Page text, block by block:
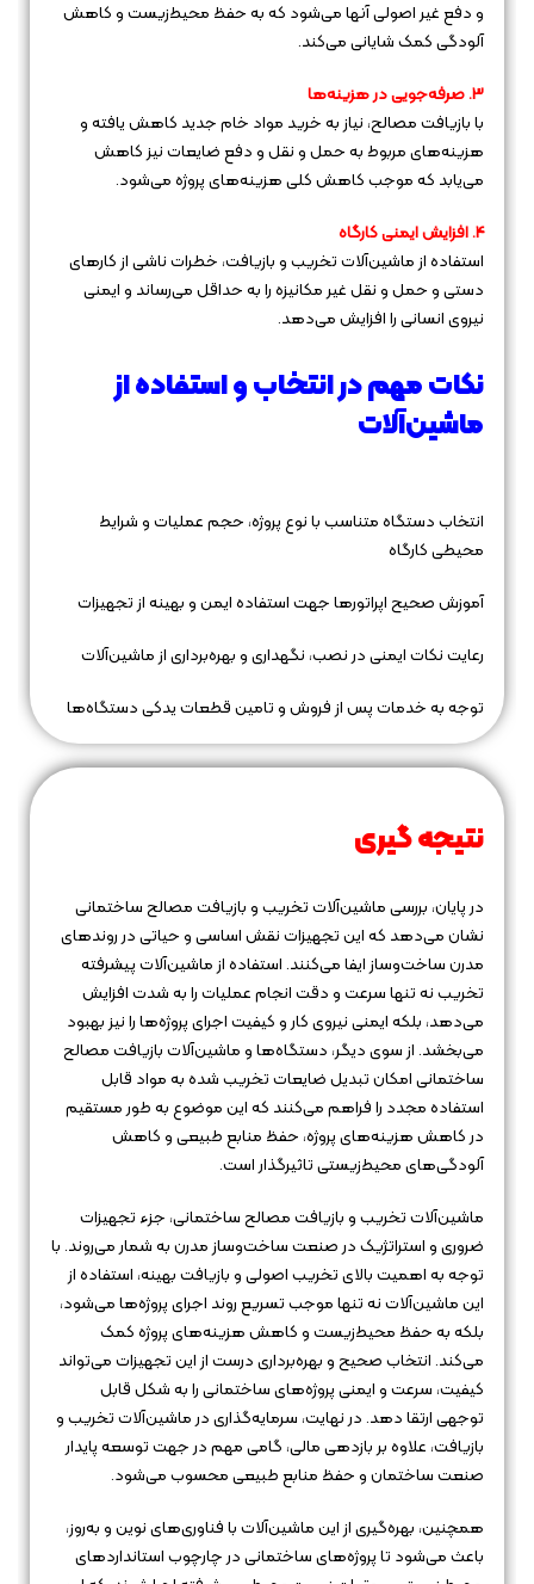
و دفع غیر اصولی آنها می‌شود که به حفظ محیط‌زیست و کاهش
آلودگی کمک شایانی می‌کند.
3. صرفه‌جویی در هزینه‌ها
با بازیافت مصالح، نیاز به خرید مواد خام جدید کاهش یافته و
هزینه‌های مربوط به حمل و نقل و دفع ضایعات نیز کاهش
می‌یابد که موجب کاهش کلی هزینه‌های پروژه می‌شود.
4. افزایش ایمنی کارگاه
استفاده از ماشین‌آلات تخریب و بازیافت، خطرات ناشی از کارهای
دستی و حمل و نقل غیر مکانیزه را به حداقل می‌رساند و ایمنی
نیروی انسانی را افزایش می‌دهد.
نکات مهم در انتخاب و استفاده از
ماشین‌آلات
انتخاب دستگاه متناسب با نوع پروژه، حجم عملیات و شرایط
محیطی کارگاه
آموزش صحیح اپراتورها جهت استفاده ایمن و بهینه از تجهیزات
رعایت نکات ایمنی در نصب، نگهداری و بهره‌برداری از ماشین‌آلات
توجه به خدمات پس از فروش و تامین قطعات یدکی دستگاه‌ها
نتیجه گیری
در پایان، بررسی ماشین‌آلات تخریب و بازیافت مصالح ساختمانی
نشان می‌دهد که این تجهیزات نقش اساسی و حیاتی در روندهای
مدرن ساخت‌وساز ایفا می‌کنند. استفاده از ماشین‌آلات پیشرفته
تخریب نه تنها سرعت و دقت انجام عملیات را به شدت افزایش
می‌دهد، بلکه ایمنی نیروی کار و کیفیت اجرای پروژه‌ها را نیز بهبود
می‌بخشد. از سوی دیگر، دستگاه‌ها و ماشین‌آلات بازیافت مصالح
ساختمانی امکان تبدیل ضایعات تخریب شده به مواد قابل
استفاده مجدد را فراهم می‌کنند که این موضوع به طور مستقیم
در کاهش هزینه‌های پروژه، حفظ منابع طبیعی و کاهش
آلودگی‌های محیط‌زیستی تاثیرگذار است.
ماشین‌آلات تخریب و بازیافت مصالح ساختمانی، جزء تجهیزات
ضروری و استراتژیک در صنعت ساخت‌وساز مدرن به شمار می‌روند. با
توجه به اهمیت بالای تخریب اصولی و بازیافت بهینه، استفاده از
این ماشین‌آلات نه تنها موجب تسریع روند اجرای پروژه‌ها می‌شود،
بلکه به حفظ محیط‌زیست و کاهش هزینه‌های پروژه کمک
می‌کند. انتخاب صحیح و بهره‌برداری درست از این تجهیزات می‌تواند
کیفیت، سرعت و ایمنی پروژه‌های ساختمانی را به شکل قابل
توجهی ارتقا دهد. در نهایت، سرمایه‌گذاری در ماشین‌آلات تخریب و
بازیافت، علاوه بر بازدهی مالی، گامی مهم در جهت توسعه پایدار
صنعت ساختمان و حفظ منابع طبیعی محسوب می‌شود.
همچنین، بهره‌گیری از این ماشین‌آلات با فناوری‌های نوین و به‌روز،
باعث می‌شود تا پروژه‌های ساختمانی در چارچوب استانداردهای